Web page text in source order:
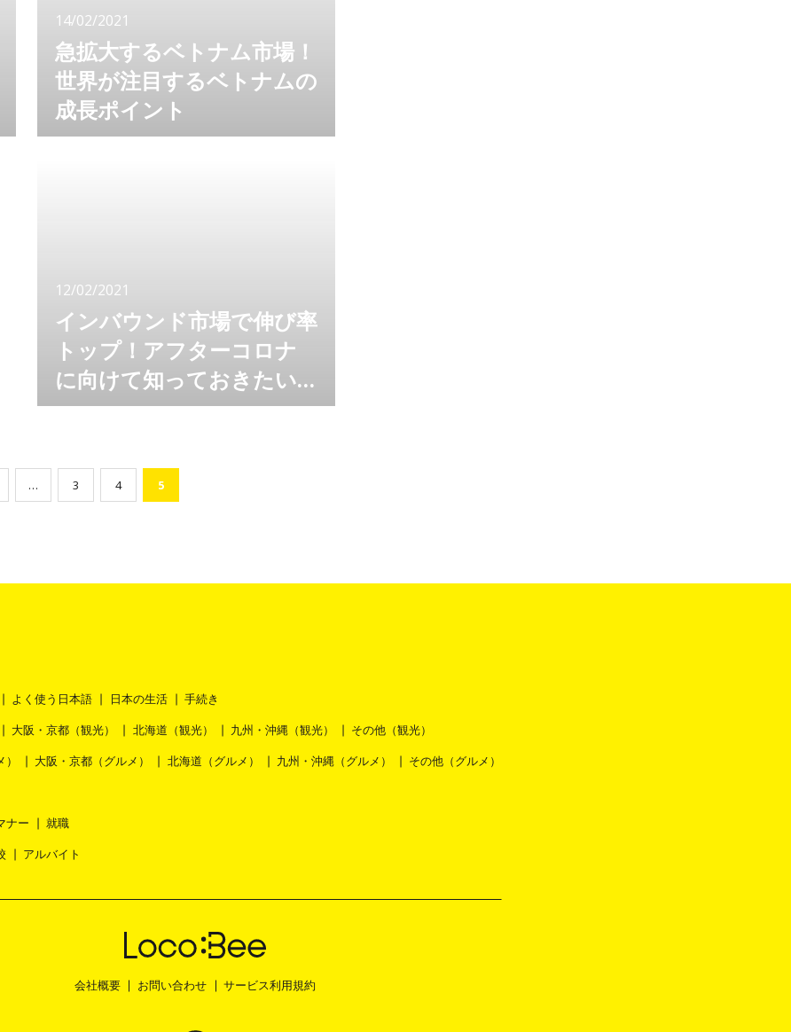
様々な点で私たちを魅了してやみません。 魅
力あるベ
14/02/2021
急拡大するベトナム市場！
世界が注目するベトナムの
成長ポイント
「ベトナム」という単語を日常的に耳にするよ
についてお伝えして
12/02/2021
インバウンド市場で伸び率
トップ！アフターコロナ
に向けて知っておきたい
ベトナムのこと
インバウンド業界で注目の国、ベトナム。 ア
事、どのくらい知っていますか？？ ベトナム
人向けメディアを運営するLocoBeeでは、ア
… 3 4 5
よく使う日本語 日本の生活
手続き
大阪・京都（観光） 北海道（観光） 九州・沖縄（観光）
その他（観光）
大阪・京都（グルメ） 北海道（グルメ） 九州・沖縄（グルメ）
その他（グルメ）
ナー
就職
アルバイト
会社概要 お問い合わせ サービス利用規約